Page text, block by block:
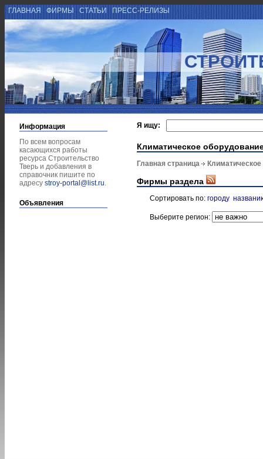
ГЛАВНАЯ ФИРМЫ СТАТЬИ ПРЕСС-РЕЛИЗЫ
Информация
По всем вопросам
касающихся работы
ресурса Строительство
Тверь и добавления в
справочник пишите по
адресу stroy-portal@list.ru.
Объявления
Я ищу:
Климатическое
Главная страница
Фирмы раздела
Сортировать по: городу
Выберите регион: